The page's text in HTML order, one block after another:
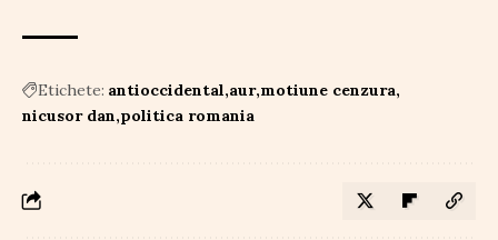
Etichete: antioccidental aur motiune cenzura
nicusor dan politica romania